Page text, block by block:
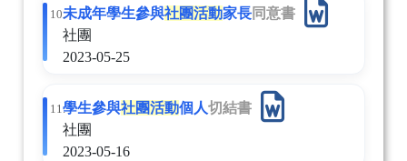
10.未成年學生參與社團活動家長同意書
社團
2023-05-25
11.學生參與社團活動個人切結書
社團
2023-05-16